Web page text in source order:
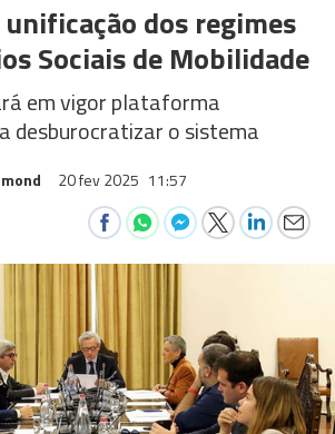
dos regimes
Sociais de Mobilidade
em vigor plataforma
desburocratizar o sistema
20 fev 2025 11:57